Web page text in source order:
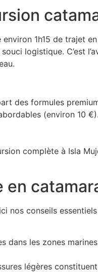
1h15 de trajet
logistique. C’est
des formules
(environ 10
complète à Isla
nos conseils
dans les zones
légères